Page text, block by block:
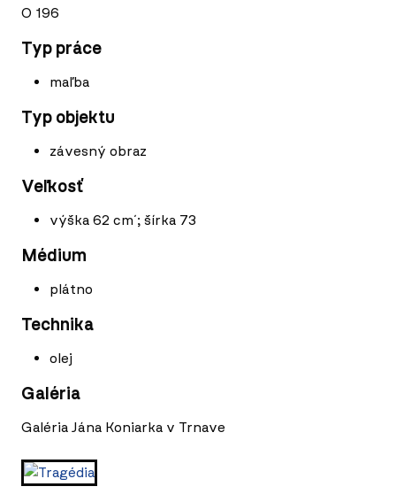
O 196
Typ práce
maľba
Typ objektu
závesný obraz
Veľkosť
výška 62 cm´; šírka 73
Médium
plátno
Technika
olej
Galéria
Galéria Jána Koniarka v Trnave